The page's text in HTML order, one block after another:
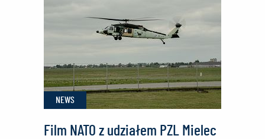
NEWS
Film NATO z udziałem PZL Mielec